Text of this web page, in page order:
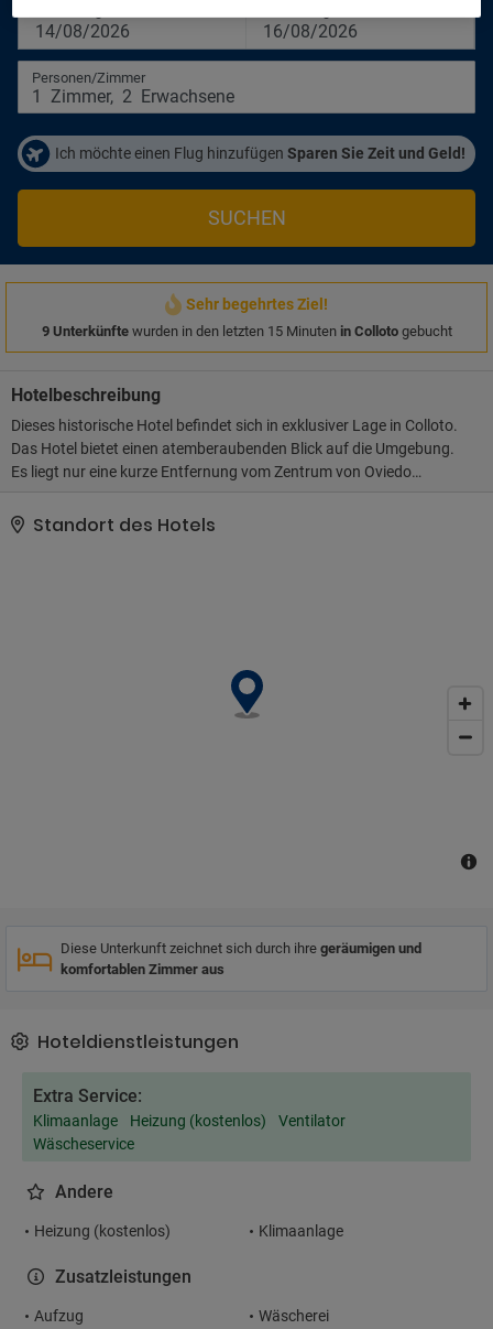
14/08/2026 16/08/2026
Personen/Zimmer
1 Zimmer, 2 Erwachsene
Ich möchte einen Flug hinzufügen Sparen Sie Zeit und Geld!
SUCHEN
Sehr begehrtes Ziel!
9 Unterkünftewurden in den letzten 15 Minutenin Collotogebucht
Hotelbeschreibung
Dieses historische Hotel befindet sich in exklusiver Lage in Colloto.
Das Hotel bietet einen atemberaubenden Blick auf die Umgebung.
Es liegt nur eine kurze Entfernung vom Zentrum von Oviedo
Großstädte und Industriezentren in Asturien. Parque Principado
hat den traditionellen Stil seiner Architektur bewahrt und mit
modernem Komfort kombiniert. Die Gäste werden von dem hohen
Standort des Hotels
Diese Unterkunft zeichnet sich durch ihre geräumigen und
komfortablen Zimmer aus
Hoteldienstleistungen
Extra Service:
Klimaanlage Heizung (kostenlos)
Ventilator
Wäscheservice
Andere
Heizung (kostenlos) Klimaanlage
Zusatzleistungen
Aufzug
Wäscherei